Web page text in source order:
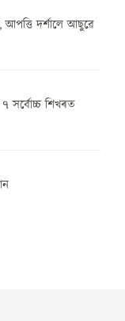
দৰ্শালে আছুৱে
সৰ্বোচ্চ শিখৰত